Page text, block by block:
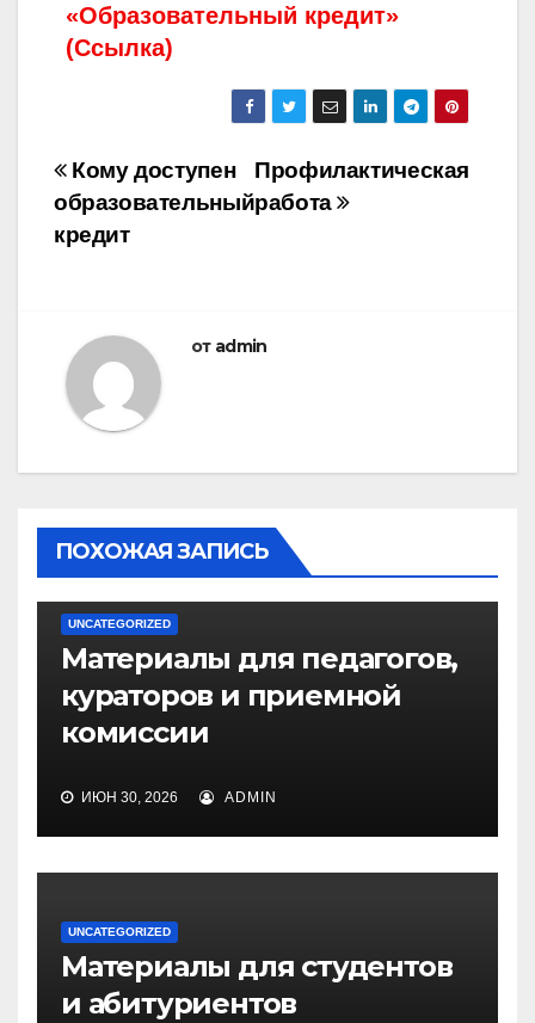
«Образовательный кредит»
(Ссылка)
Навигация
по
Профилактическая
работа
Кому доступен
образовательный
кредит
от admin
ПОХОЖАЯ ЗАПИСЬ
UNCATEGORIZED
Материалы для педагогов,
кураторов и приемной
комиссии
ИЮН 30, 2026 ADMIN
UNCATEGORIZED
Материалы для студентов
и абитуриентов